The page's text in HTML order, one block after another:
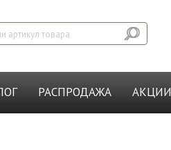
РАСПРОДАЖА АКЦИИ